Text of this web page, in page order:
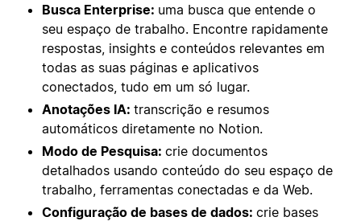
Busca Enterprise: uma busca que entende o
seu espaço de trabalho. Encontre rapidamente
respostas, insights e conteúdos relevantes em
todas as suas páginas e aplicativos
conectados, tudo em um só lugar.
Anotações IA: transcrição e resumos
automáticos diretamente no Notion.
Modo de Pesquisa: crie documentos
detalhados usando conteúdo do seu espaço de
trabalho, ferramentas conectadas e da Web.
Configuração de bases de dados: crie bases